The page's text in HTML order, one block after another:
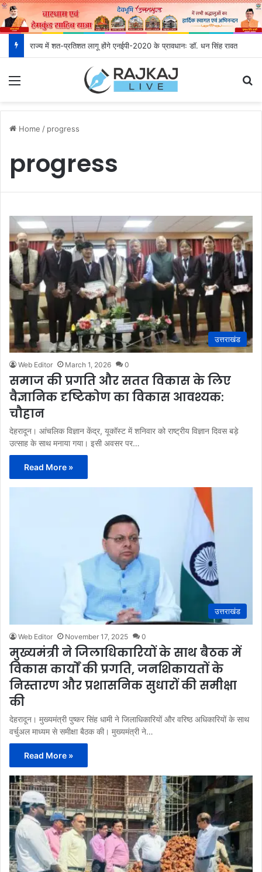
राज्य में शत-प्रतिशत लागू होंगे एनईपी-2020 के प्रावधानः डाॅ. धन सिंह रावत
Home / progress
progress
उत्तराखंड
Web Editor March 1, 2026 0
समाज की प्रगति और सतत विकास के लिए
वैज्ञानिक दृष्टिकोण का विकास आवश्यक:
चौहान
देहरादून। आंचलिक विज्ञान केंद्र, यूकॉस्ट में शनिवार को राष्ट्रीय विज्ञान दिवस बड़े
उत्साह के साथ मनाया गया। इसी अवसर पर…
Read More »
उत्तराखंड
Web Editor November 17, 2025 0
मुख्यमंत्री ने जिलाधिकारियों के साथ बैठक में
विकास कार्यों की प्रगति, जनशिकायतों के
निस्तारण और प्रशासनिक सुधारों की समीक्षा
की
देहरादून। मुख्यमंत्री पुष्कर सिंह धामी ने जिलाधिकारियों और वरिष्ठ अधिकारियों के साथ
वर्चुअल माध्यम से समीक्षा बैठक की। मुख्यमंत्री ने…
Read More »